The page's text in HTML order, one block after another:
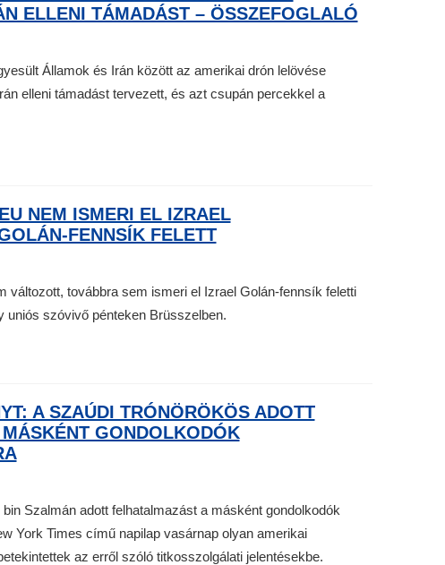
ELLENI TÁMADÁST – ÖSSZEFOGLALÓ
Államok és Irán között az amerikai drón lelövése
elleni támadást tervezett, és azt csupán percekkel a
NEM ISMERI EL IZRAEL
FENNSÍK FELETT
változott, továbbra sem ismeri el Izrael Golán-fennsík feletti
uniós szóvivő pénteken Brüsszelben.
A SZAÚDI TRÓNÖRÖKÖS ADOTT
GONDOLKODÓK
Szalmán adott felhatalmazást a másként gondolkodók
York Times című napilap vasárnap olyan amerikai
az erről szóló titkosszolgálati jelentésekbe.